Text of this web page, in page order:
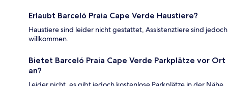
Erlaubt Barceló Praia Cape Verde Haustiere?
Haustiere sind leider nicht gestattet, Assistenztiere sind jedoch
willkommen.
Bietet Barceló Praia Cape Verde Parkplätze vor Ort
an?